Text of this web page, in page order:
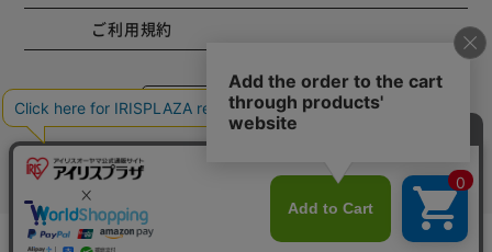
在庫切れ mail_outline入荷したらメールでお知らせ
ご利用規約
コーポレートサイト
Copyright © 2001 IRISPLAZA. ALL Rights Reserved.